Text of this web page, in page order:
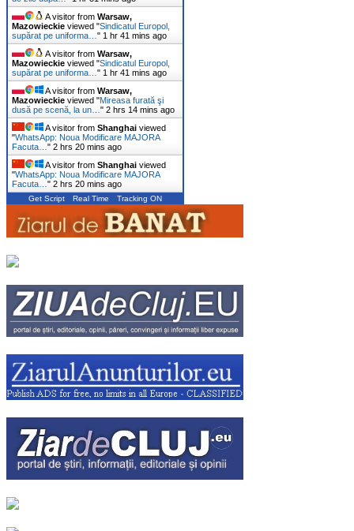
A visitor from Warsaw,
Mazowieckie viewed "Sindicatul Europol,
supărat pe uniforma… " 1 hr 41 mins ago
A visitor from Warsaw,
Mazowieckie viewed "Sindicatul Europol,
supărat pe uniforma… " 1 hr 41 mins ago
A visitor from Warsaw,
Mazowieckie viewed "Mireasa furată şi
dusă pe scenă, la un… " 2 hrs 14 mins ago
A visitor from Shanghai viewed
"WhatsApp: Noua Modificare MAJORA
Facuta… " 2 hrs 20 mins ago
A visitor from Shanghai viewed
"WhatsApp: Noua Modificare MAJORA
Facuta… " 2 hrs 20 mins ago
Get Script Real Time Tracking ON